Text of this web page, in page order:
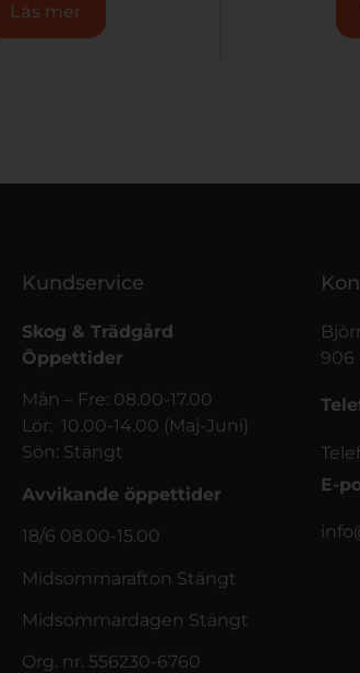
Läs mer
Kundservice
Skog & Trädgård
Öppettider
Mån – Fre: 08.00-17.00
Lör: 10.00-14.00 (Maj-Juni)
Sön: Stängt
Avvikande öppettider
18/6 08.00-15.00
Midsommarafton Stängt
Midsommardagen Stängt
Org. nr. 556230-6760
906
E-